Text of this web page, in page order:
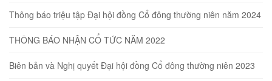
Thông báo triệu tập Đại hội đồng Cổ đông thường niên năm 2024
THÔNG BÁO NHẬN CỔ TỨC NĂM 2022
Biên bản và Nghị quyết Đại hội đồng Cổ đông thường niên 2023